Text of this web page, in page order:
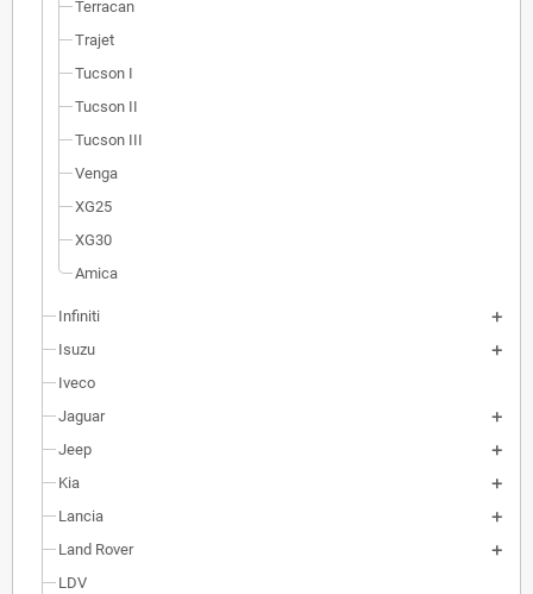
Terracan
Trajet
Tucson I
Tucson II
Tucson III
Venga
XG25
XG30
Amica
Infiniti
Isuzu
Iveco
Jaguar
Jeep
Kia
Lancia
Land Rover
LDV